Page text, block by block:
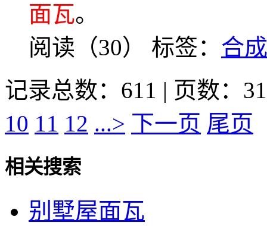
面瓦。
阅读（30） 标签： 合
记录总数：611 | 页数：31
10 11 12 ...> 下一页 尾页
相关搜索
别墅屋面瓦